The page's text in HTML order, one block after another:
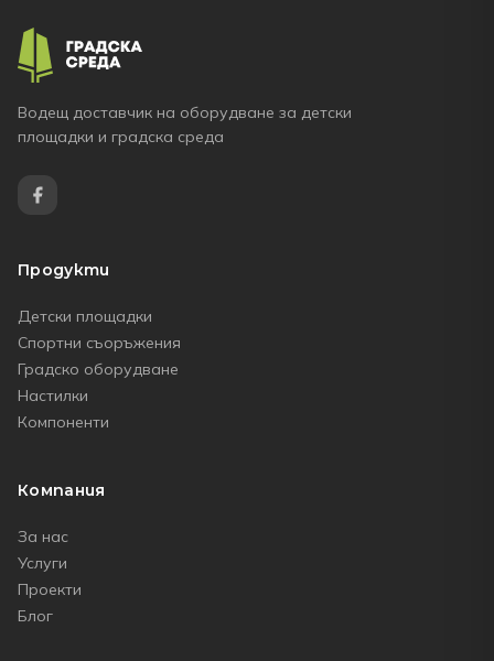
Водещ доставчик на оборудване за детски
площадки и градска среда
Продукти
Детски площадки
Спортни съоръжения
Градско оборудване
Настилки
Компоненти
Компания
За нас
Услуги
Проекти
Блог